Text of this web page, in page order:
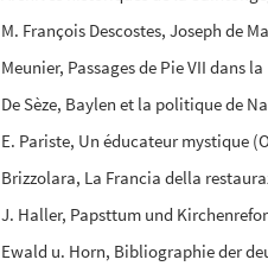
M. François Descostes, Joseph de
Meunier, Passages de Pie VII dans
De Sèze, Baylen et la politique de
E. Pariste, Un éducateur mystique
Brizzolara, La Francia della
J. Haller, Papsttum und
Ewald u. Horn, Bibliographie der